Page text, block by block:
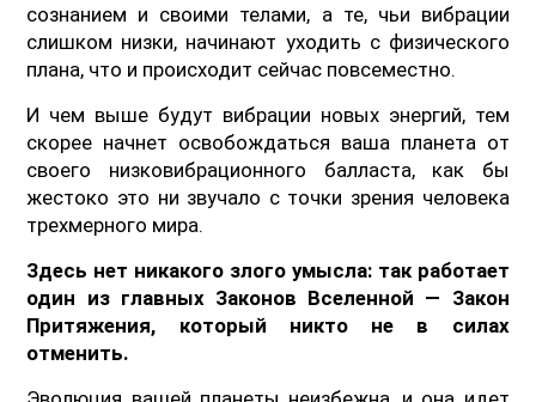
сознанием и своими телами, а те, чьи вибрации
слишком низки, начинают уходить с физического
плана, что и происходит сейчас повсеместно.
И чем выше будут вибрации новых энергий, тем
скорее начнет освобождаться ваша планета от
своего низковибрационного балласта, как бы
жестоко это ни звучало с точки зрения человека
трехмерного мира.
Здесь нет никакого злого умысла: так работает
один из главных Законов Вселенной — Закон
Притяжения, который никто не в силах
отменить.